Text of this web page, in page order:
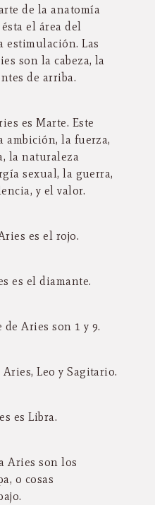
de la anatomía
el área del
estimulación. Las
son la cabeza, la
de arriba.
es Marte. Este
ambición, la fuerza,
la naturaleza
sexual, la guerra,
y el valor.
es el rojo.
es el diamante.
Aries son 1 y 9.
Leo y Sagitario.
es Libra.
Aries son los
o cosas